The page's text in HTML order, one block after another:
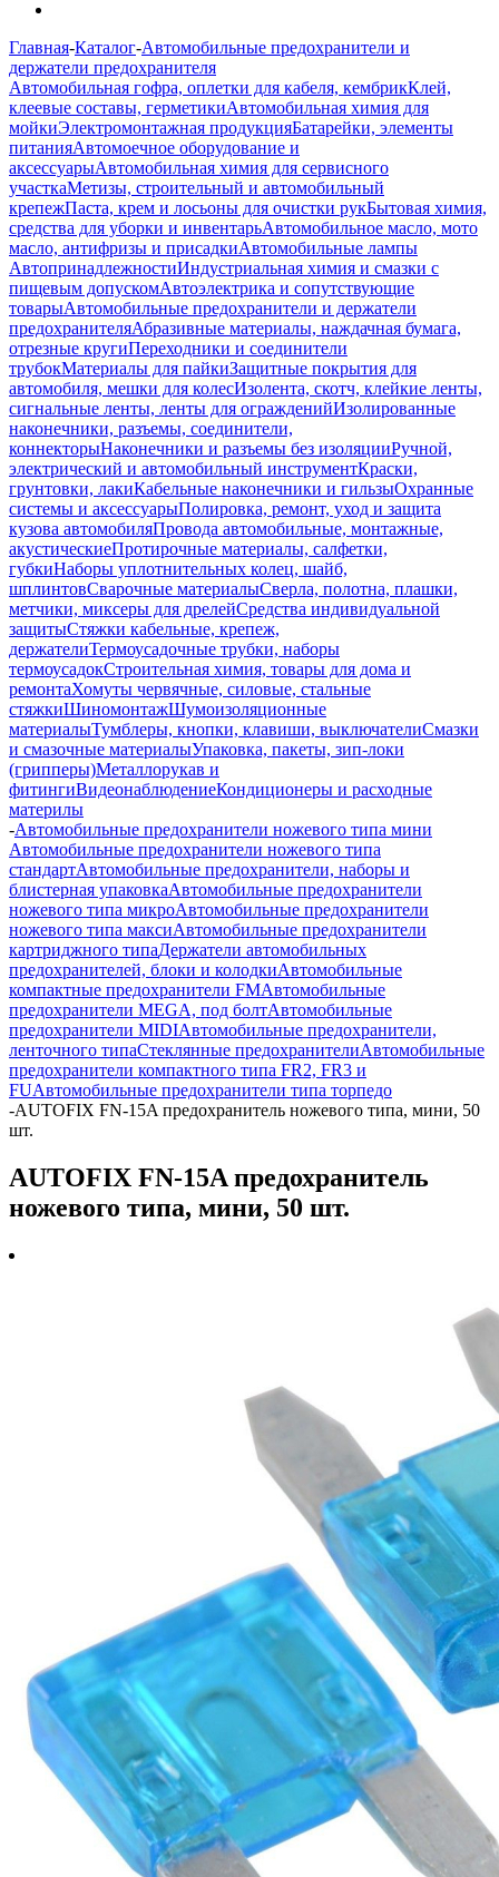
Главная-Каталог-Автомобильные предохранители и
держатели предохранителя
Автомобильная гофра, оплетки для кабеля, кембрикКлей,
клеевые составы, герметикиАвтомобильная химия для
мойкиЭлектромонтажная продукцияБатарейки, элементы
питанияАвтомоечное оборудование и
аксессуарыАвтомобильная химия для сервисного
участкаМетизы, строительный и автомобильный
крепежПаста, крем и лосьоны для очистки рукБытовая химия,
средства для уборки и инвентарьАвтомобильное масло, мото
масло, антифризы и присадкиАвтомобильные лампы
АвтопринадлежностиИндустриальная химия и смазки с
пищевым допускомАвтоэлектрика и сопутствующие
товарыАвтомобильные предохранители и держатели
предохранителяАбразивные материалы, наждачная бумага,
отрезные кругиПереходники и соединители
трубокМатериалы для пайкиЗащитные покрытия для
автомобиля, мешки для колесИзолента, скотч, клейкие ленты,
сигнальные ленты, ленты для огражденийИзолированные
наконечники, разъемы, соединители,
коннекторыНаконечники и разъемы без изоляцииРучной,
электрический и автомобильный инструментКраски,
грунтовки, лакиКабельные наконечники и гильзыОхранные
системы и аксессуарыПолировка, ремонт, уход и защита
кузова автомобиляПровода автомобильные, монтажные,
акустическиеПротирочные материалы, салфетки,
губкиНаборы уплотнительных колец, шайб,
шплинтовСварочные материалыСверла, полотна, плашки,
метчики, миксеры для дрелейСредства индивидуальной
защитыСтяжки кабельные, крепеж,
держателиТермоусадочные трубки, наборы
термоусадокСтроительная химия, товары для дома и
ремонтаХомуты червячные, силовые, стальные
стяжкиШиномонтажШумоизоляционные
материалыТумблеры, кнопки, клавиши, выключателиСмазки
и смазочные материалыУпаковка, пакеты, зип-локи
(грипперы)Металлорукав и
фитингиВидеонаблюдениеКондиционеры и расходные
материлы
-Автомобильные предохранители ножевого типа мини
Автомобильные предохранители ножевого типа
стандартАвтомобильные предохранители, наборы и
блистерная упаковкаАвтомобильные предохранители
ножевого типа микроАвтомобильные предохранители
ножевого типа максиАвтомобильные предохранители
картриджного типаДержатели автомобильных
предохранителей, блоки и колодкиАвтомобильные
компактные предохранители FMАвтомобильные
предохранители MEGA, под болтАвтомобильные
предохранители MIDIАвтомобильные предохранители,
ленточного типаСтеклянные предохранителиАвтомобильные
предохранители компактного типа FR2, FR3 и
FUАвтомобильные предохранители типа торпедо
-AUTOFIX FN-15A предохранитель ножевого типа, мини, 50
шт.
AUTOFIX FN-15A предохранитель
ножевого типа, мини, 50 шт.